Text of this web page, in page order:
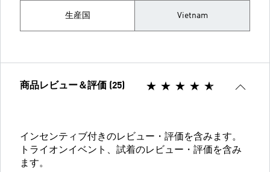
生産国 Vietnam
商品レビュー＆評価 (25)
インセンティブ付きのレビュー・評価を含みます。
トライオンイベント、試着のレビュー・評価を含み
ます。